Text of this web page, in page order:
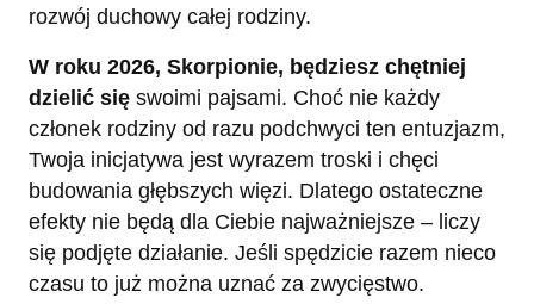
rozwój duchowy całej rodziny.
W roku 2026, Skorpionie, będziesz chętniej
dzielić się swoimi pajsami. Choć nie każdy
członek rodziny od razu podchwyci ten entuzjazm,
Twoja inicjatywa jest wyrazem troski i chęci
budowania głębszych więzi. Dlatego ostateczne
efekty nie będą dla Ciebie najważniejsze – liczy
się podjęte działanie. Jeśli spędzicie razem nieco
czasu to już można uznać za zwycięstwo.